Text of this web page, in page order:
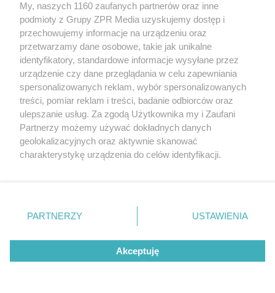
rozpowszechniany lub dalej rozpowszechniany w jakikolwiek sposób (w
Internecie bez pisemnej zgody właściciela praw. Jakiekolwiek użycie lub
wykorzystanie utworów w całości lub w części z naruszeniem prawa,
tzn. bez właściwej zgody, jest zabronione pod groźbą kary i może być
My, naszych 1160 zaufanych partnerów oraz inne
podmioty z Grupy ZPR Media uzyskujemy dostęp i
przechowujemy informacje na urządzeniu oraz
przetwarzamy dane osobowe, takie jak unikalne
identyfikatory, standardowe informacje wysyłane przez
urządzenie czy dane przeglądania w celu zapewniania
spersonalizowanych reklam, wybór spersonalizowanych
treści, pomiar reklam i treści, badanie odbiorców oraz
ulepszanie usług. Za zgodą Użytkownika my i Zaufani
Partnerzy możemy używać dokładnych danych
geolokalizacyjnych oraz aktywnie skanować
charakterystykę urządzenia do celów identyfikacji.
zmienić/wycofać klikając przycisk ustawień prywatności
znajdujący się w lewym dolnym rogu strony
rodzaje przetwarzania danych nie wymagają zgody
użytkownika, ale masz prawo sprzeciwić się takiemu
przetwarzaniu. Preferencje będą miały zastosowanie tylko
PARTNERZY USTAWIENIA
Akceptuję